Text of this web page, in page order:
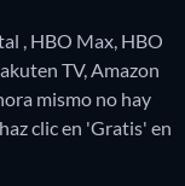
, HBO Max, HBO
TV, Amazon
mismo no hay
clic en 'Gratis' en